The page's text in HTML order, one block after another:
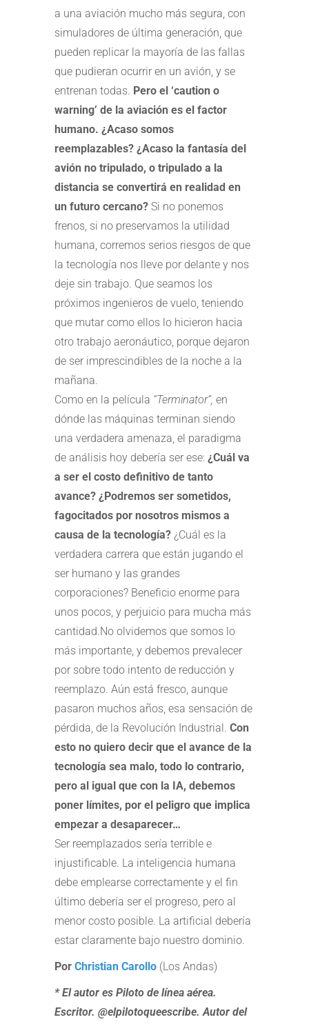
a una aviación mucho más segura, con
simuladores de última generación, que
pueden replicar la mayoría de las fallas
que pudieran ocurrir en un avión, y se
entrenan todas. Pero el ‘caution o
warning’ de la aviación es el factor
humano. ¿Acaso somos
reemplazables? ¿Acaso la fantasía del
avión no tripulado, o tripulado a la
distancia se convertirá en realidad en
un futuro cercano? Si no ponemos
frenos, si no preservamos la utilidad
humana, corremos serios riesgos de que
la tecnología nos lleve por delante y nos
deje sin trabajo. Que seamos los
próximos ingenieros de vuelo, teniendo
que mutar como ellos lo hicieron hacia
otro trabajo aeronáutico, porque dejaron
de ser imprescindibles de la noche a la
mañana.
Como en la película “Terminator”, en
dónde las máquinas terminan siendo
una verdadera amenaza, el paradigma
de análisis hoy debería ser ese: ¿Cuál va
a ser el costo definitivo de tanto
avance? ¿Podremos ser sometidos,
fagocitados por nosotros mismos a
causa de la tecnología? ¿Cuál es la
verdadera carrera que están jugando el
ser humano y las grandes
corporaciones? Beneficio enorme para
unos pocos, y perjuicio para mucha más
cantidad.No olvidemos que somos lo
más importante, y debemos prevalecer
por sobre todo intento de reducción y
reemplazo. Aún está fresco, aunque
pasaron muchos años, esa sensación de
pérdida, de la Revolución Industrial. Con
esto no quiero decir que el avance de la
tecnología sea malo, todo lo contrario,
pero al igual que con la IA, debemos
poner límites, por el peligro que implica
empezar a desaparecer…
Ser reemplazados sería terrible e
injustificable. La inteligencia humana
debe emplearse correctamente y el fin
último debería ser el progreso, pero al
menor costo posible. La artificial debería
estar claramente bajo nuestro dominio.
Por Christian Carollo (Los Andas)
* El autor es Piloto de línea aérea.
Escritor. @elpilotoqueescribe. Autor del